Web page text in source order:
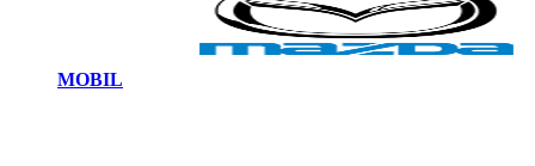
MOBIL